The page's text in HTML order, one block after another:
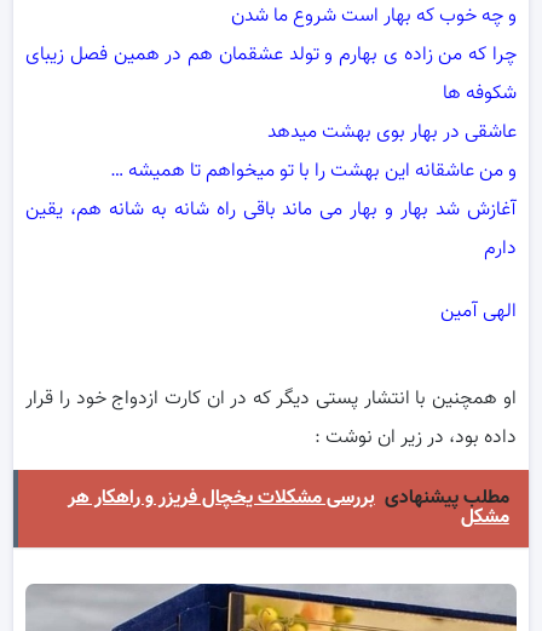
و چه خوب که بهار است شروع ما شدن
چرا که من زاده ی بهارم و تولد عشقمان هم در همین فصل زیبای
شکوفه ها
عاشقی در بهار بوی بهشت میدهد
و من عاشقانه این بهشت را با تو میخواهم تا همیشه …
آغازش شد بهار و بهار می ماند باقی راه شانه به شانه هم، یقین
دارم
الهی آمین
او همچنین با انتشار پستی دیگر که در ان کارت ازدواج خود را قرار
داده بود، در زیر ان نوشت :
مطلب پیشنهادی بررسی مشکلات یخچال فریزر و راهکار هر
مشکل